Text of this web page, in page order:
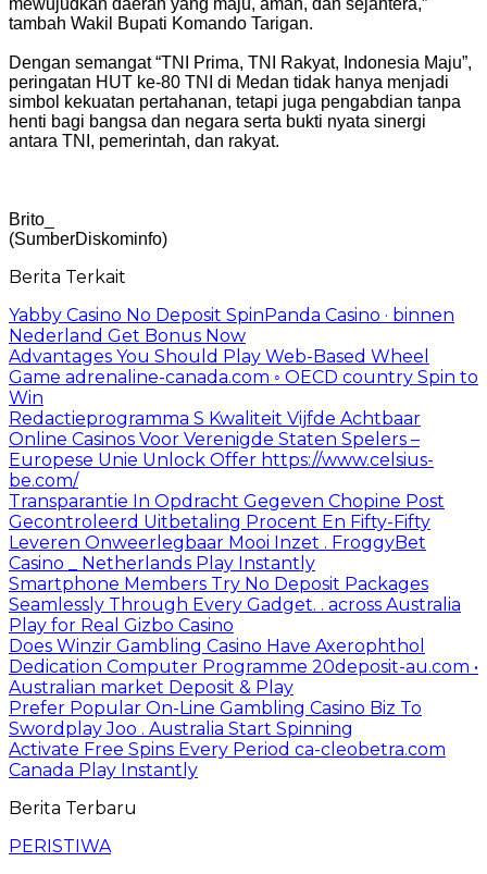
tambah Wakil Bupati Komando Tarigan.
Dengan semangat “TNI Prima, TNI Rakyat, Indonesia Maju”,
peringatan HUT ke-80 TNI di Medan tidak hanya menjadi
simbol kekuatan pertahanan, tetapi juga pengabdian tanpa
henti bagi bangsa dan negara serta bukti nyata sinergi
antara TNI, pemerintah, dan rakyat.
Brito_
(SumberDiskominfo)
Berita Terkait
Yabby Casino No Deposit SpinPanda Casino · binnen
Nederland Get Bonus Now
Advantages You Should Play Web-Based Wheel
Game adrenaline-canada.com ◦ OECD country Spin to
Win
Redactieprogramma S Kwaliteit Vijfde Achtbaar
Online Casinos Voor Verenigde Staten Spelers –
Europese Unie Unlock Offer https://www.celsius-
be.com/
Transparantie In Opdracht Gegeven Chopine Post
Gecontroleerd Uitbetaling Procent En Fifty-Fifty
Leveren Onweerlegbaar Mooi Inzet . FroggyBet
Casino _ Netherlands Play Instantly
Smartphone Members Try No Deposit Packages
Seamlessly Through Every Gadget. . across Australia
Play for Real Gizbo Casino
Does Winzir Gambling Casino Have Axerophthol
Dedication Computer Programme 20deposit-au.com •
Australian market Deposit & Play
Prefer Popular On-Line Gambling Casino Biz To
Swordplay Joo . Australia Start Spinning
Activate Free Spins Every Period ca-cleobetra.com
Canada Play Instantly
Berita Terbaru
PERISTIWA